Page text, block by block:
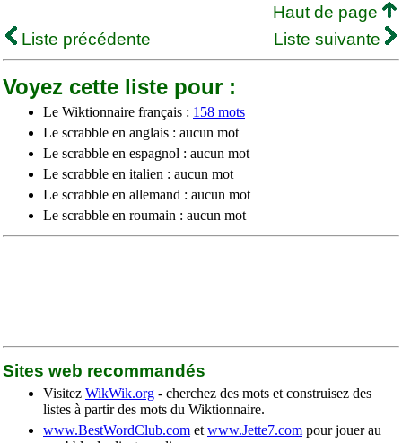
Haut de page
Liste précédente
Liste suivante
Voyez cette liste pour :
Le Wiktionnaire français : 158 mots
Le scrabble en anglais : aucun mot
Le scrabble en espagnol : aucun mot
Le scrabble en italien : aucun mot
Le scrabble en allemand : aucun mot
Le scrabble en roumain : aucun mot
Sites web recommandés
Visitez WikWik.org - cherchez des mots et construisez des
listes à partir des mots du Wiktionnaire.
www.BestWordClub.com et www.Jette7.com pour jouer au